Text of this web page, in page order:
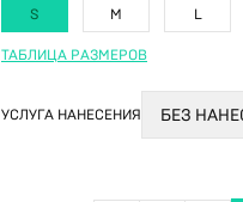
S M L
ТАБЛИЦА РАЗМЕРОВ
УСЛУГА НАНЕСЕНИЯ БЕЗ